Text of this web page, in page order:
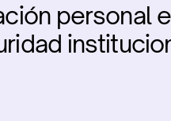
personal